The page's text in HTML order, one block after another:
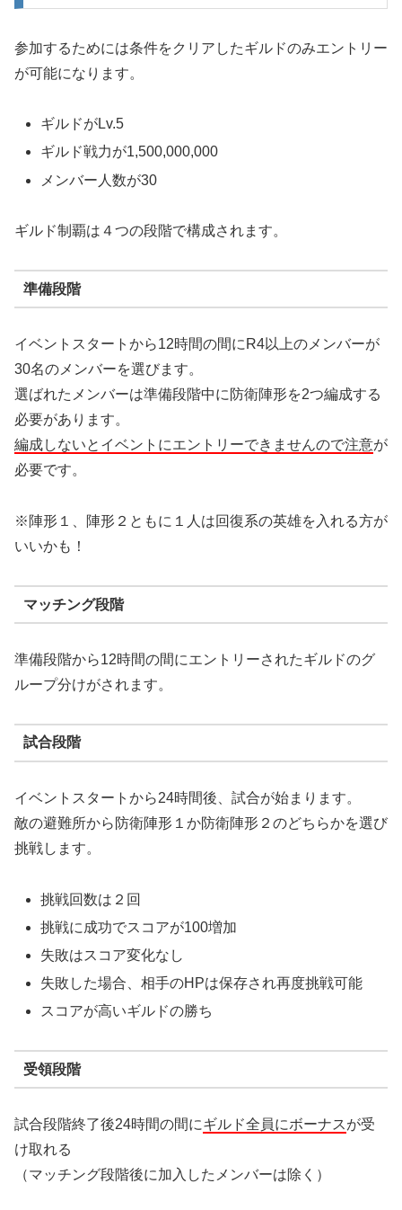
参加するためには条件をクリアしたギルドのみエントリー
が可能になります。
ギルドがLv.5
ギルド戦力が1,500,000,000
メンバー人数が30
ギルド制覇は４つの段階で構成されます。
準備段階
イベントスタートから12時間の間にR4以上のメンバーが
30名のメンバーを選びます。
選ばれたメンバーは準備段階中に防衛陣形を2つ編成する
必要があります。
編成しないとイベントにエントリーできませんので注意が
必要です。
※陣形１、陣形２ともに１人は回復系の英雄を入れる方が
いいかも！
マッチング段階
準備段階から12時間の間にエントリーされたギルドのグ
ループ分けがされます。
試合段階
イベントスタートから24時間後、試合が始まります。
敵の避難所から防衛陣形１か防衛陣形２のどちらかを選び
挑戦します。
挑戦回数は２回
挑戦に成功でスコアが100増加
失敗はスコア変化なし
失敗した場合、相手のHPは保存され再度挑戦可能
スコアが高いギルドの勝ち
受領段階
試合段階終了後24時間の間にギルド全員にボーナスが受
け取れる
（マッチング段階後に加入したメンバーは除く）